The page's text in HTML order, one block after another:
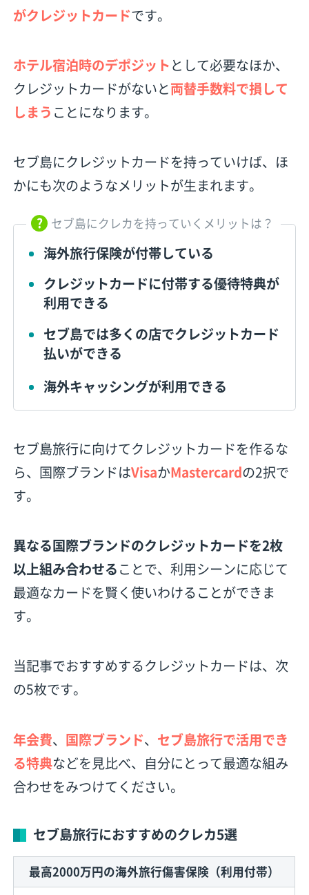
がクレジットカードです。
ホテル宿泊時のデポジットとして必要なほか、
クレジットカードがないと両替手数料で損して
しまう ことになります。
セブ島にクレジットカードを持っていけば、ほ
かにも次のようなメリットが生まれます。
セブ島にクレカを持っていくメリットは？
海外旅行保険が付帯している
クレジットカードに付帯する優待特典が
利用できる
セブ島では多くの店でクレジットカード
払いができる
海外キャッシングが利用できる
セブ島旅行に向けてクレジットカードを作るな
ら、国際ブランドはVisaかMastercardの2択で
す。
異なる国際ブランドのクレジットカードを2枚
以上組み合わせることで、利用シーンに応じて
最適なカードを賢く使いわけることができま
す。
当記事でおすすめするクレジットカードは、次
の5枚です。
年会費、 国際ブランド、 セブ島旅行で活用でき
る特典などを見比べ、自分にとって最適な組み
合わせをみつけてください。
セブ島旅行におすすめのクレカ5選
最高2000万円の海外旅行傷害保険（利用付帯）